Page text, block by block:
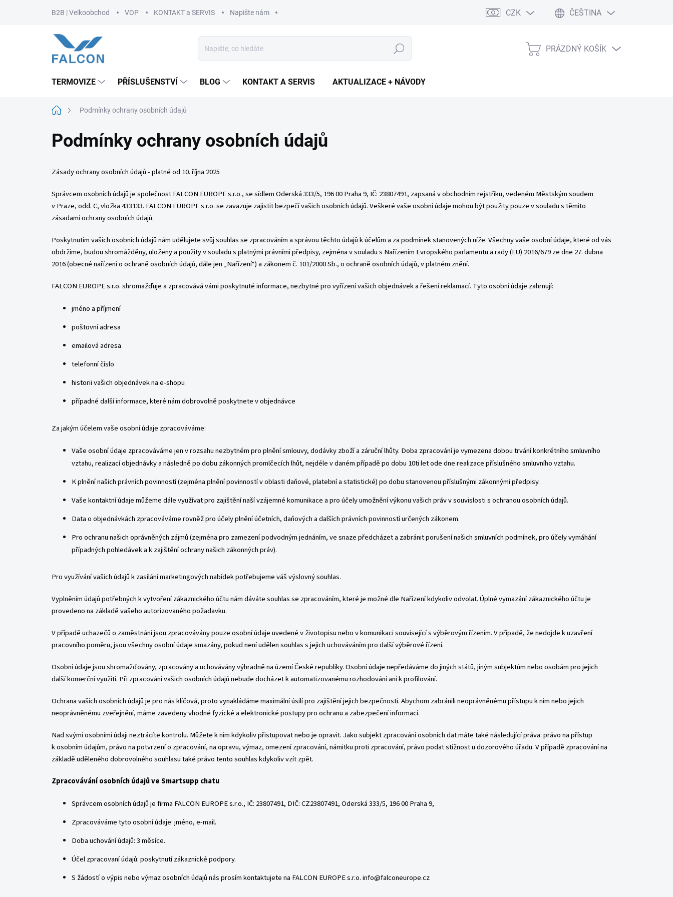
B2B | Velkoobchod VOP KONTAKT a SERVIS Napište nám CZK ČEŠTINA
Hledat
NÁKUPNÍ
PRÁZDNÝ KOŠÍK
TERMOVIZE PŘÍSLUŠENSTVÍ BLOG KONTAKT A SERVIS AKTUALIZACE + NÁVODY
Domů Podmínky ochrany osobních údajů
Podmínky ochrany osobních údajů
Zásady ochrany osobních údajů - platné od 10. října 2025
Správcem osobních údajů je společnost FALCON EUROPE s.r.o., se sídlem Oderská 333/5, 196 00 Praha 9, IČ: 23807491, zapsaná v obchodním rejstříku, vedeném Městským soudem
v Praze, odd. C, vložka433133. FALCON EUROPE s.r.o. se zavazuje zajistit bezpečí vašich osobních údajů. Veškeré vaše osobní údaje mohou být použity pouze v souladu s těmito
zásadami ochrany osobních údajů.
Poskytnutím vašich osobních údajů nám udělujete svůj souhlas se zpracováním a správou těchto údajů k účelům a za podmínek stanovených níže. Všechny vaše osobní údaje, které od vás
obdržíme, budou shromážděny, uloženy a použity v souladu s platnými právními předpisy, zejména v souladu s Nařízením Evropského parlamentu a rady (EU) 2016/679 ze dne 27. dubna
2016 (obecné nařízení o ochraně osobních údajů, dále jen „Nařízení“) a zákonem č. 101/2000 Sb., o ochraně osobních údajů, v platném znění.
FALCON EUROPE s.r.o. shromažďuje a zpracovává vámi poskytnuté informace, nezbytné pro vyřízení vašich objednávek a řešení reklamací. Tyto osobní údaje zahrnují:
jméno a příjmení
poštovní adresa
emailová adresa
telefonní číslo
historii vašich objednávek na e-shopu
případné další informace, které nám dobrovolně poskytnete v objednávce
Za jakým účelem vaše osobní údaje zpracováváme:
Vaše osobní údaje zpracováváme jen v rozsahu nezbytném pro plnění smlouvy, dodávky zboží a záruční lhůty. Doba zpracování je vymezena dobou trvání konkrétního smluvního
vztahu, realizací objednávky a následně po dobu zákonných promlčecích lhůt, nejdéle v daném případě po dobu 10ti let ode dne realizace příslušného smluvního vztahu.
K plnění našich právních povinností (zejména plnění povinností v oblasti daňové, platební a statistické) po dobu stanovenou příslušnými zákonnými předpisy.
Vaše kontaktní údaje můžeme dále využívat pro zajištění naší vzájemné komunikace a pro účely umožnění výkonu vašich práv v souvislosti s ochranou osobních údajů.
Data o objednávkách zpracováváme rovněž pro účely plnění účetních, daňových a dalších právních povinností určených zákonem.
Pro ochranu našich oprávněných zájmů (zejména pro zamezení podvodným jednáním, ve snaze předcházet a zabránit porušení našich smluvních podmínek, pro účely vymáhání
případných pohledávek a k zajištění ochrany našich zákonných práv).
Pro využívání vašich údajů k zasílání marketingových nabídek potřebujeme váš výslovný souhlas.
Vyplněním údajů potřebných k vytvoření zákaznického účtu nám dáváte souhlas se zpracováním, které je možné dle Nařízení kdykoliv odvolat. Úplné vymazání zákaznického účtu je
provedeno na základě vašeho autorizovaného požadavku.
V případě uchazečů o zaměstnání jsou zpracovávány pouze osobní údaje uvedené v životopisu nebo v komunikaci související s výběrovým řízením. V případě, že nedojde k uzavření
pracovního poměru, jsou všechny osobní údaje smazány, pokud není udělen souhlas s jejich uchováváním pro další výběrové řízení.
Osobní údaje jsou shromažďovány, zpracovány a uchovávány výhradně na území České republiky. Osobní údaje nepředáváme do jiných států, jiným subjektům nebo osobám pro jejich
další komerční využití. Při zpracování vašich osobních údajů nebude docházet k automatizovanému rozhodování ani k profilování.
Ochrana vašich osobních údajů je pro nás klíčová, proto vynakládáme maximální úsilí pro zajištění jejich bezpečnosti. Abychom zabránili neoprávněnému přístupu k nim nebo jejich
neoprávněnému zveřejnění, máme zavedeny vhodné fyzické a elektronické postupy pro ochranu a zabezpečení informací.
Nad svými osobními údaji neztrácíte kontrolu. Můžete k nim kdykoliv přistupovat nebo je opravit. Jako subjekt zpracování osobních dat máte také následující práva: právo na přístup
k osobním údajům, právo na potvrzení o zpracování, na opravu, výmaz, omezení zpracování, námitku proti zpracování, právo podat stížnost u dozorového úřadu. V případě zpracování na
základě uděleného dobrovolného souhlasu také právo tento souhlas kdykoliv vzít zpět.
Zpracovávání osobních údajů ve Smartsupp chatu
Správcem osobních údajů je firma FALCON EUROPE s.r.o., IČ: 23807491, DIČ: CZ23807491, Oderská 333/5, 196 00 Praha 9,
Zpracováváme tyto osobní údaje: jméno, e-mail.
Doba uchování údajů: 3 měsíce.
Účel zpracovaní údajů: poskytnutí zákaznické podpory.
S žádostí o výpis nebo výmaz osobních údajů nás prosím kontaktujete na FALCON EUROPE s.r.o.info@falconeurope.cz